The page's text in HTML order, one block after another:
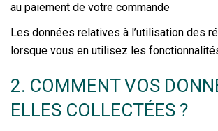
au paiement de votre commande
Les données relatives à l’utilisation des
lorsque vous en utilisez les
2. COMMENT VOS
ELLES COLLECTÉES ?